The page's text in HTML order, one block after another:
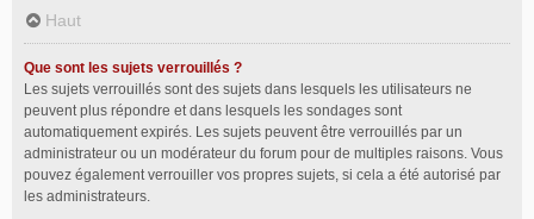
Haut
Que sont les sujets verrouillés ?
Les sujets verrouillés sont des sujets dans lesquels les utilisateurs ne
peuvent plus répondre et dans lesquels les sondages sont
automatiquement expirés. Les sujets peuvent être verrouillés par un
administrateur ou un modérateur du forum pour de multiples raisons. Vous
pouvez également verrouiller vos propres sujets, si cela a été autorisé par
les administrateurs.